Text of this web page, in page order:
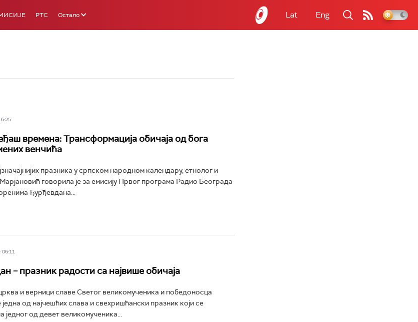
РТС Остало Lat Eng
времена: Трансформација обичаја од бога
венчића
празника у српском народном календару, етнолог и
говорила је за емисију Првог програма Радио Београда
Ђурђевдана...
06:11
– празник радости са највише обичаја
и верници славе Светог великомученика и победоносца
једна од најчешћих слава и свехришћански празник који се
једног од девет великомученика...